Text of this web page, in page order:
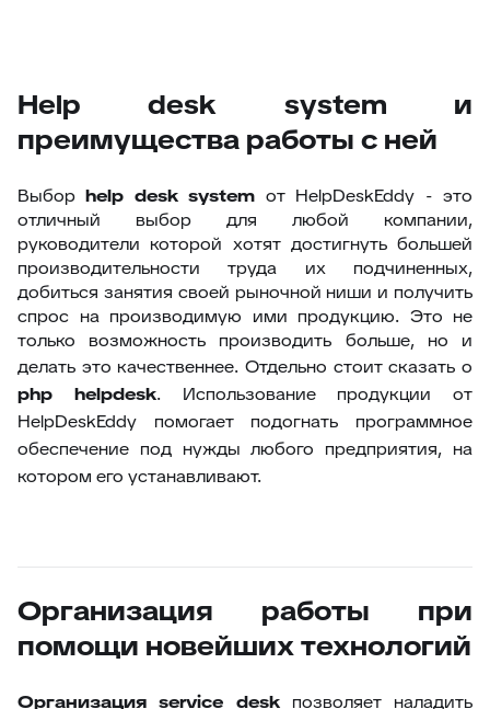
Help desk system и
преимущества работы с ней
Выборhelp desk system от HelpDeskEddy - это
отличный выбор для любой компании,
руководители которой хотят достигнуть большей
производительности труда их подчиненных,
добиться занятия своей рыночной ниши и получить
спрос на производимую ими продукцию. Это не
только возможность производить больше, но и
делать это качественнее. Отдельно стоит сказать о
php helpdesk. Использование продукции от
HelpDeskEddy помогает подогнать программное
обеспечение под нужды любого предприятия, на
котором его устанавливают.
Организация работы при
помощи новейших технологий
Организация service deskпозволяет наладить